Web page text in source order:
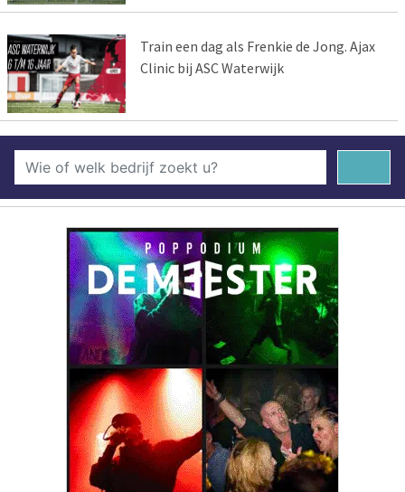
Train een dag als Frenkie de Jong. Ajax
Clinic bij ASC Waterwijk